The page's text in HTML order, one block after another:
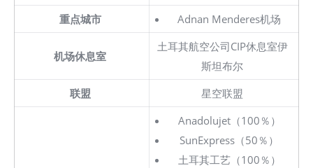
重点城市
Adnan Menderes机场
机场休息室
土耳其航空公司CIP休息室伊
斯坦布尔
联盟
星空联盟
Anadolujet（100％）
SunExpress（50％）
土耳其工艺（100％）